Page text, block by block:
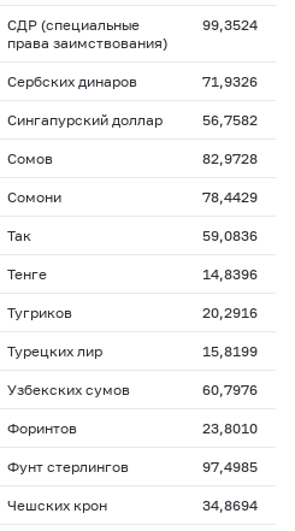
СДР (специальные
права заимствования)
99,3524
Сербских динаров 71,9326
Сингапурский доллар 56,7582
Сомов 82,9728
Сомони 78,4429
Так 59,0836
Тенге 14,8396
Тугриков 20,2916
Турецких лир 15,8199
Узбекских сумов 60,7976
Форинтов 23,8010
Фунт стерлингов 97,4985
Чешских крон 34,8694